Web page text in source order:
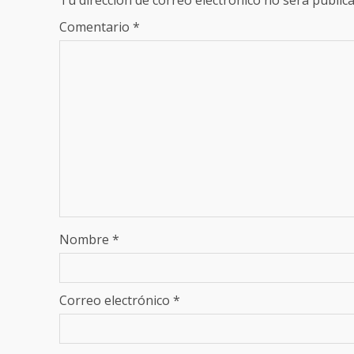
Comentario *
Nombre *
Correo electrónico *